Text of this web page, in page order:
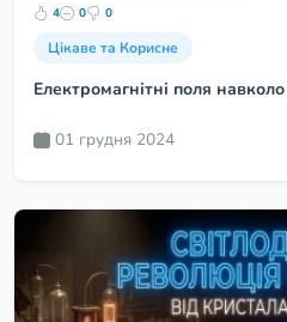
4 0 0
Цікаве та Корисне
Електромагнітні поля
01 грудня 2024